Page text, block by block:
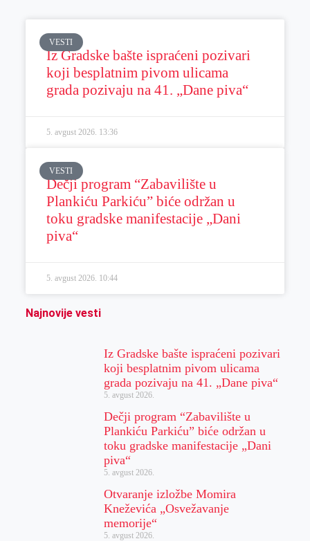
VESTI
Iz Gradske bašte ispraćeni pozivari
koji besplatnim pivom ulicama
grada pozivaju na 41. „Dane piva“
5. avgust 2026. 13:36
VESTI
Dečji program “Zabavilište u
Plankiću Parkiću” biće održan u
toku gradske manifestacije „Dani
piva“
5. avgust 2026. 10:44
Najnovije vesti
Iz Gradske bašte ispraćeni pozivari
koji besplatnim pivom ulicama
grada pozivaju na 41. „Dane piva“
5. avgust 2026.
Dečji program “Zabavilište u
Plankiću Parkiću” biće održan u
toku gradske manifestacije „Dani
piva“
5. avgust 2026.
Otvaranje izložbe Momira
Kneževića „Osvežavanje
memorije“
5. avgust 2026.